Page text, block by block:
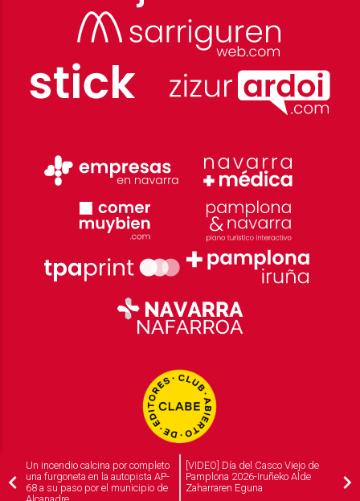
Un incendio calcina por completo
una furgoneta en la autopista AP-
68 a su paso por el municipio de
[VIDEO] Día del Casco Viejo de
Pamplona 2026-Iruñeko Alde
Zaharraren Eguna